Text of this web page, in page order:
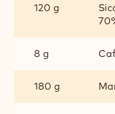
DE
CAFÉ
120 g
8 g
180 g